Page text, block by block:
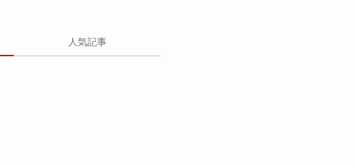
人気記事